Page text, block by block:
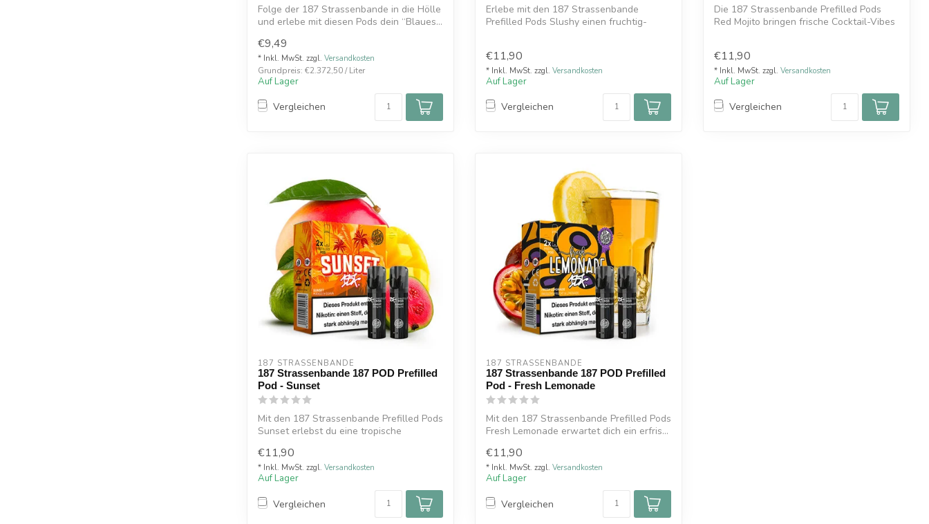
Folge der 187 Strassenbande in die Hölle
und erlebe mit diesen Pods dein “Blaues...
€9,49
* Inkl. MwSt. zzgl. Versandkosten
Grundpreis: €2.372,50 / Liter
Auf Lager
Vergleichen
Erlebe mit den 187 Strassenbande
Prefilled Pods Slushy einen fruchtig-
€11,90
* Inkl. MwSt. zzgl. Versandkosten
Auf Lager
Vergleichen
Die 187 Strassenbande Prefilled Pods
Red Mojito bringen frische Cocktail-Vibes
€11,90
* Inkl. MwSt. zzgl. Versandkosten
Auf Lager
Vergleichen
187 STRASSENBANDE
187 Strassenbande 187 POD Prefilled
Pod - Sunset
Mit den 187 Strassenbande Prefilled Pods
Sunset erlebst du eine tropische
€11,90
* Inkl. MwSt. zzgl. Versandkosten
Auf Lager
Vergleichen
187 STRASSENBANDE
187 Strassenbande 187 POD Prefilled
Pod - Fresh Lemonade
Mit den 187 Strassenbande Prefilled Pods
Fresh Lemonade erwartet dich ein erfris...
€11,90
* Inkl. MwSt. zzgl. Versandkosten
Auf Lager
Vergleichen